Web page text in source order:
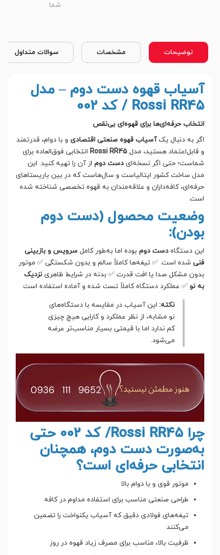
شما
توضیحات مشخصات سوالات متداول
آسیاب قهوه دست دوم – مدل
Rossi RR45 / کد 002
انتخاب حرفه‌ای‌ها برای قهوه‌ای بی‌نقص
اگر به دنبال یکآسیاب قهوه صنعتی اقتصادی و با دوام، قدرتمند
و قابل‌اعتماد هستید، مدل Rossi RR45 انتخابی فوق‌العاده برای
شماست؛ حتی اگر نسخه‌ای دست دوم از آن را تهیه کنید. این
مدل ساخت کشور ایتالیاست و سال‌هاست که در بین باریستاهای
حرفه‌ای، کافه‌داران و علاقه‌مندان به قهوه تخصصی شناخته شده
است.
وضعیت محصول (دست دوم
بودن):
این دستگاه دست دوم بوده اما به‌طور کامل سرویس و بازبینی
فنی شده است. ✅ تیغه‌ها کاملاً سالم و بدون شکستگی ✅ موتور
بدون مشکل صدا یا افت قدرت ✅ بدنه در شرایط ظاهری نزدیک
به نو ✅ عملکرد دستگاه کاملاً تست شده و آماده استفاده است
نکته: این آسیاب در مقایسه با دستگاه‌های
نو مشابه، از نظر عملکرد و کارایی هیچ چیزی
کم ندارد اما با قیمتی بسیار مناسب‌تر عرضه
می‌شود.
چرا Rossi RR45/ کد 002 حتی
به‌صورت دست دوم، همچنان
انتخابی حرفه‌ای است؟
موتور قوی و با دوام بالا
طراحی صنعتی مناسب برای استفاده مداوم در کافه
تیغه‌های فولادی دقیق که آسیاب یکنواخت را تضمین
می‌کنند
ظرفیت بالا، مناسب برای مصرف زیاد قهوه در روز